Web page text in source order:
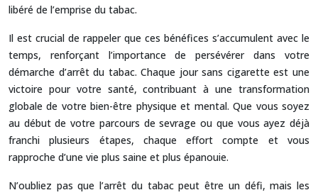
libéré de l’emprise du tabac.
Il est crucial de rappeler que ces bénéfices s’accumulent avec le
temps, renforçant l’importance de persévérer dans votre
démarche d’arrêt du tabac. Chaque jour sans cigarette est une
victoire pour votre santé, contribuant à une transformation
globale de votre bien-être physique et mental. Que vous soyez
au début de votre parcours de sevrage ou que vous ayez déjà
franchi plusieurs étapes, chaque effort compte et vous
rapproche d’une vie plus saine et plus épanouie.
N’oubliez pas que l’arrêt du tabac peut être un défi, mais les